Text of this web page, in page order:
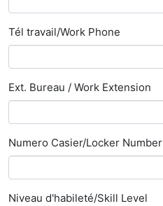
Tél travail/Work Phone
Ext. Bureau / Work Extension
Numero Casier/Locker Number
Niveau d'habileté/Skill Level